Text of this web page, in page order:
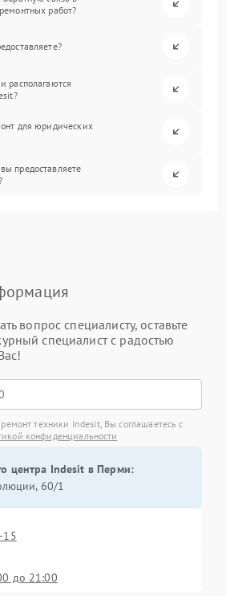
работ?
располагаются
для юридических
предоставляете
вопрос специалисту, оставьте
специалист с радостью
техники Indesit, Вы соглашаетесь с
конфиденциальности
центра Indesit в Перми:
60/1
15
до 21:00